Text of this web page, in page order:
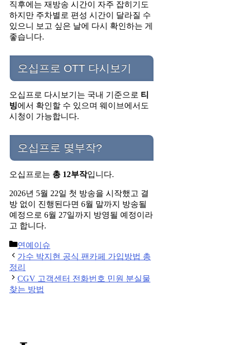
직후에는 재방송 시간이 자주 잡히기도
하지만 주차별로 편성 시간이 달라질 수
있으니 보고 싶은 날에 다시 확인하는 게
좋습니다.
오십프로 OTT 다시보기
오십프로 다시보기는 국내 기준으로 티
빙에서 확인할 수 있으며 웨이브에서도
시청이 가능합니다.
오십프로 몇부작?
오십프로는 총 12부작입니다.
2026년 5월 22일 첫 방송을 시작했고 결
방 없이 진행된다면 6월 말까지 방송될
예정으로 6월 27일까지 방영될 예정이라
고 합니다.
Categories
연예이슈
Post
navigation
가수 박지현 공식 팬카페 가입방법 총
정리
CGV 고객센터 전화번호 민원 분실물
찾는 방법